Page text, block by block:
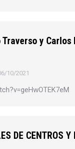
y
10/2021
DE CENTROS Y